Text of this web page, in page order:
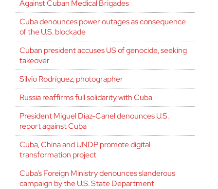
Against Cuban Medical Brigades
Cuba denounces power outages as consequence
of the U.S. blockade
Cuban president accuses US of genocide, seeking
takeover
Silvio Rodríguez, photographer
Russia reaffirms full solidarity with Cuba
President Miguel Díaz-Canel denounces U.S.
report against Cuba
Cuba, China and UNDP promote digital
transformation project
Cuba’s Foreign Ministry denounces slanderous
campaign by the U.S. State Department